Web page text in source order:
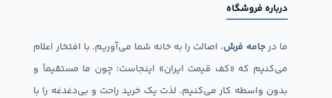
درباره فروشگاه
ما درجامه فرش، اصالت را به خانه شما می‌آوریم. با افتخار اعلام
می‌کنیم که «کف قیمت ایران» اینجاست؛ چون ما مستقیماً و
بدون واسطه کار می‌کنیم. لذت یک خرید راحت و بی‌دغدغه را با